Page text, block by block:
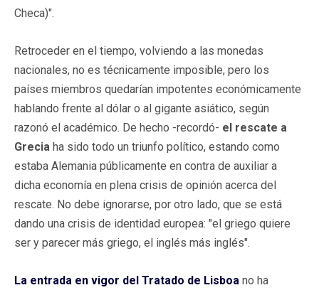
Checa)".
Retroceder en el tiempo, volviendo a las monedas
nacionales, no es técnicamente imposible, pero los
países miembros quedarían impotentes económicamente
hablando frente al dólar o al gigante asiático, según
razonó el académico. De hecho -recordó- el rescate a
Grecia ha sido todo un triunfo político, estando como
estaba Alemania públicamente en contra de auxiliar a
dicha economía en plena crisis de opinión acerca del
rescate. No debe ignorarse, por otro lado, que se está
dando una crisis de identidad europea: "el griego quiere
ser y parecer más griego, el inglés más inglés".
La entrada en vigor del Tratado de Lisboa no ha